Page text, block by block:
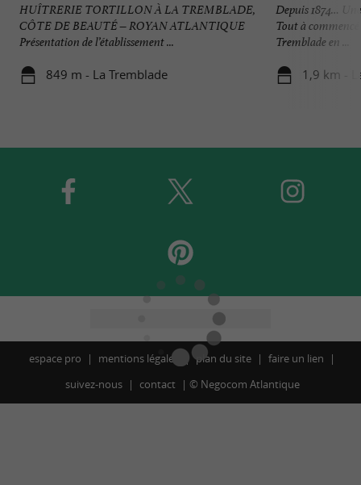
HUÎTRERIE TORTILLON À LA TREMBLADE,
CÔTE DE BEAUTÉ – ROYAN ATLANTIQUE
Présentation de l’établissement ...
849 m - La Tremblade
Depuis 1874…
Tout à
Tremblade en ...
1,9 km -
espace pro mentions légales plan du site
faire un lien
suivez-nous
contact © Negocom Atlantique